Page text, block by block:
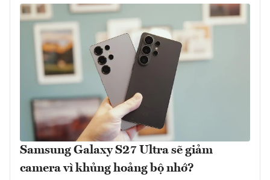
Samsung Galaxy S27 Ultra sẽ giảm
camera vì khủng hoảng bộ nhớ?